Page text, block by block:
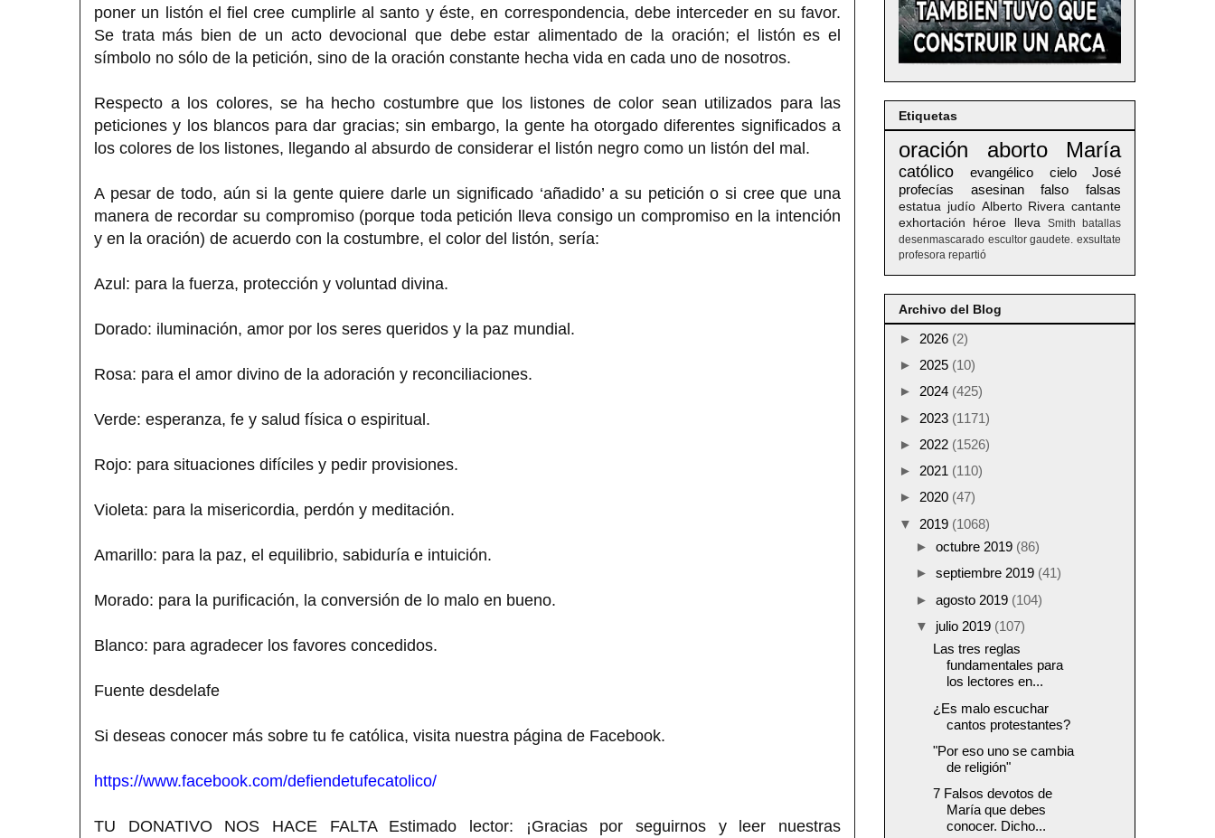
poner un listón el fiel cree cumplirle al santo y éste, en correspondencia, debe interceder en su favor.
Se trata más bien de un acto devocional que debe estar alimentado de la oración; el listón es el
símbolo no sólo de la petición, sino de la oración constante hecha vida en cada uno de nosotros.
Respecto a los colores, se ha hecho costumbre que los listones de color sean utilizados para las
peticiones y los blancos para dar gracias; sin embargo, la gente ha otorgado diferentes significados a
los colores de los listones, llegando al absurdo de considerar el listón negro como un listón del mal.
A pesar de todo, aún si la gente quiere darle un significado ‘añadido’ a su petición o si cree que una
manera de recordar su compromiso (porque toda petición lleva consigo un compromiso en la intención
y en la oración) de acuerdo con la costumbre, el color del listón, sería:
Azul: para la fuerza, protección y voluntad divina.
Dorado: iluminación, amor por los seres queridos y la paz mundial.
Rosa: para el amor divino de la adoración y reconciliaciones.
Verde: esperanza, fe y salud física o espiritual.
Rojo: para situaciones difíciles y pedir provisiones.
Violeta: para la misericordia, perdón y meditación.
Amarillo: para la paz, el equilibrio, sabiduría e intuición.
Morado: para la purificación, la conversión de lo malo en bueno.
Blanco: para agradecer los favores concedidos.
Fuente desdelafe
Si deseas conocer más sobre tu fe católica, visita nuestra página de Facebook.
https://www.facebook.com/defiendetufecatolico/
TU DONATIVO NOS HACE FALTA Estimado lector: ¡Gracias por seguirnos y leer nuestras
Etiquetas
oración aborto María
católico evangélico cielo
José
profecías
asesinan falso falsas
estatua judío Alberto Rivera cantante
exhortación
héroe lleva Smith
batallas
desenmascarado escultor gaudete. exsultate
profesora repartió
Archivo del Blog
► 2026 (2)
► 2025 (10)
► 2024 (425)
► 2023 (1171)
► 2022 (1526)
► 2021 (110)
► 2020 (47)
▼ 2019 (1068)
► octubre 2019 (86)
► septiembre 2019 (41)
► agosto 2019 (104)
▼ julio 2019 (107)
Las tres reglas
fundamentales para
los lectores en...
¿Es malo escuchar
cantos protestantes?
"Por eso uno se cambia
de religión"
7 Falsos devotos de
María que debes
conocer. Dicho...